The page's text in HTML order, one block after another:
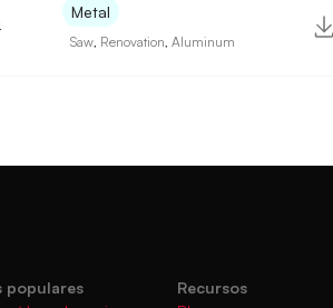
Metal
Saw Renovation ,Aluminum
populares
Recursos